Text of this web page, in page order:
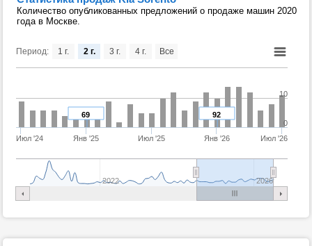
Количество опубликованных предложений о продаже машин 2020
года в Москве.
Период:
92
69
Июл '24 Янв '25 Июл '25 Янв '26 Июл '26
2022 2026
0
10
1 г. 2 г. 3 г. 4 г. Все